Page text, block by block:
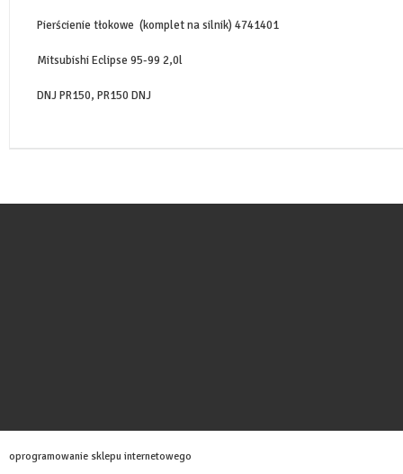
Pierścienie tłokowe (komplet na silnik) 4741401
Mitsubishi Eclipse 95-99 2,0l
DNJ PR150, PR150 DNJ
oprogramowanie sklepu internetowego